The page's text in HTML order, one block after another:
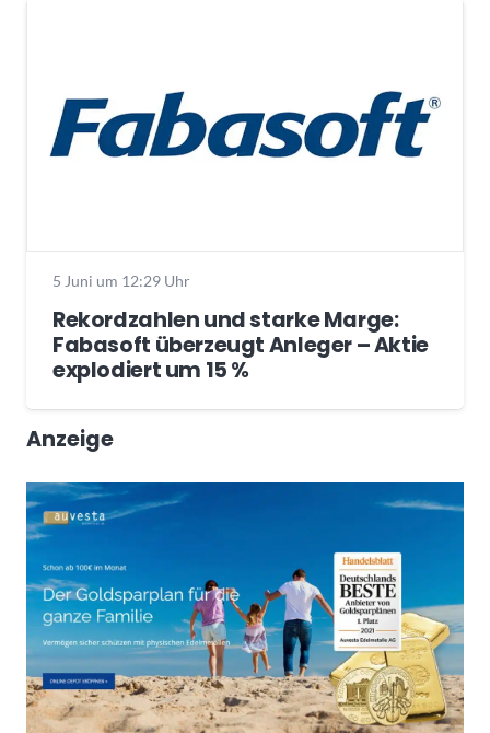
5 Juni um 12:29 Uhr
Rekordzahlen und starke Marge:
Fabasoft überzeugt Anleger – Aktie
explodiert um 15 %
Anzeige